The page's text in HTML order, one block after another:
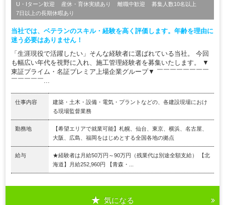
U・Iターン歓迎 産休・育休実績あり 離職中歓迎
募集人数10名以上
7日以上の長期休暇あり
当社では、ベテランのスキル・経験を高く評価します。年齢を理由に
迷う必要はありません！
「生涯現役で活躍したい」そんな経験者に選ばれている当社。 今回
も幅広い年代を視野に入れ、施工管理経験者を募集いたします。 ▼
東証プライム・名証プレミア上場企業グループ▼ ￣￣￣￣￣￣￣￣
￣￣￣￣￣...
仕事内容
建築・土木・設備・電気・プラントなどの、各建設現場におけ
る現場監督業務
勤務地
【希望エリアで就業可能】札幌、仙台、東京、横浜、名古屋、
大阪、広島、福岡をはじめとする全国各地の拠点
給与
★経験者は月給50万円～90万円（残業代は別途全額支給） 【北
海道】月給252,960円 【青森・...
気になる